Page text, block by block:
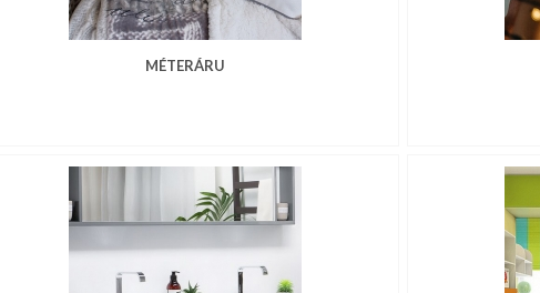
MÉTERÁRU